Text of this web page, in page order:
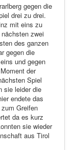
gegen die
drei zu drei.
mit eins zu
zwei
des ganzen
gegen die
und gegen
der
Spiel
sie leider die
endete das
Greifen
da es kurz
sie wieder
aus Tirol